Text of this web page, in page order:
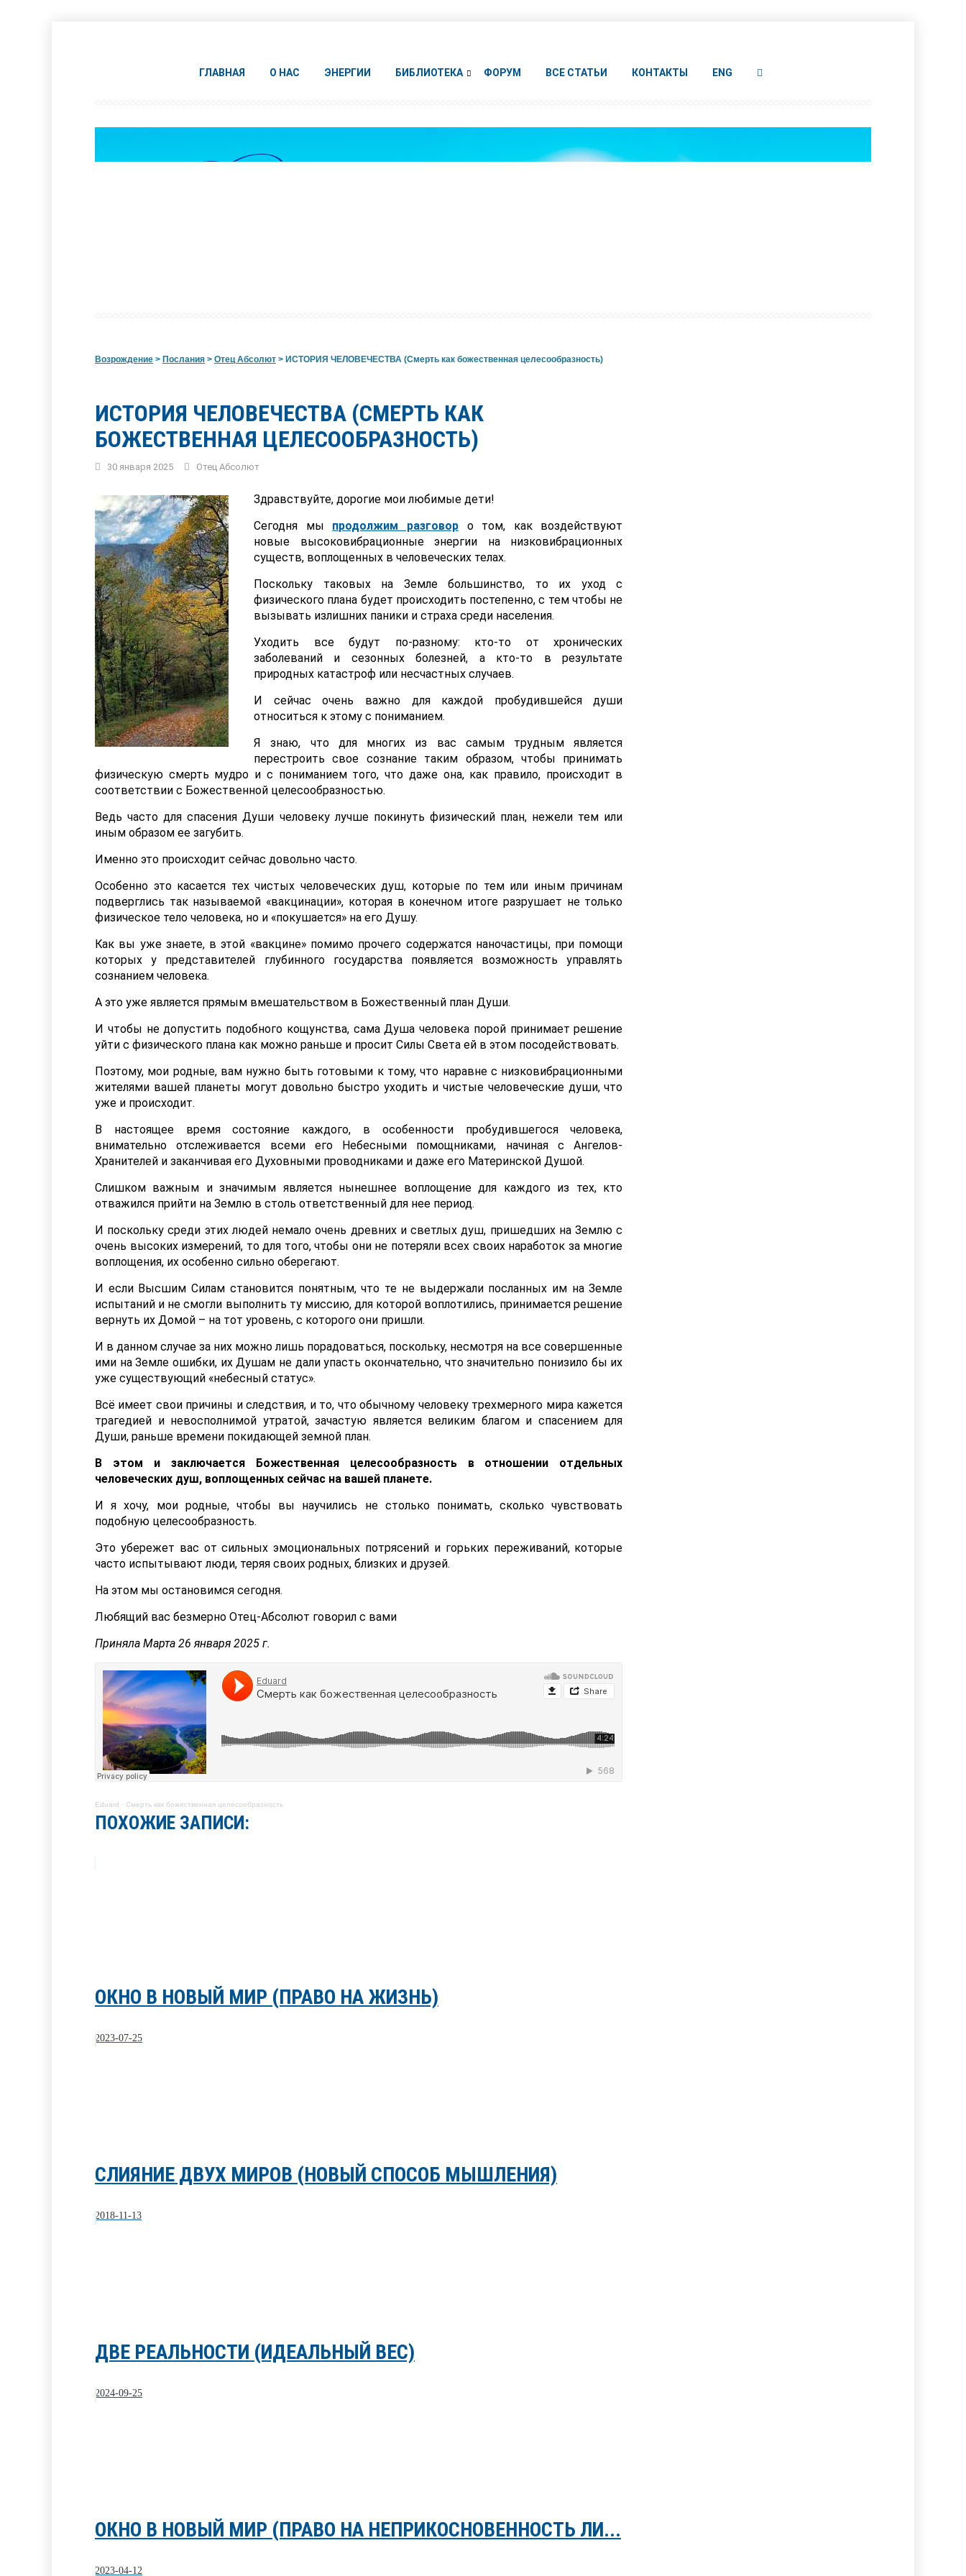
ГЛАВНАЯ О НАС ЭНЕРГИИ БИБЛИОТЕКА ФОРУМ ВСЕ СТАТЬИ КОНТАКТЫ ENG
Возрождение > Послания > Отец Абсолют > ИСТОРИЯ ЧЕЛОВЕЧЕСТВА (Смерть как божественная целесообразность)
ИСТОРИЯ ЧЕЛОВЕЧЕСТВА (СМЕРТЬ КАК
БОЖЕСТВЕННАЯ ЦЕЛЕСООБРАЗНОСТЬ)
30 января 2025 Отец Абсолют
Здравствуйте, дорогие мои любимые дети!
Сегодня мы продолжим разговоро том, как воздействуют
новые высоковибрационные энергии на низковибрационных
существ, воплощенных в человеческих телах.
Поскольку таковых на Земле большинство, то их уход с
физического плана будет происходить постепенно, с тем чтобы не
вызывать излишних паники и страха среди населения.
Уходить все будут по-разному: кто-то от хронических
заболеваний и сезонных болезней, а кто-то в результате
природных катастроф или несчастных случаев.
И сейчас очень важно для каждой пробудившейся души
относиться к этому с пониманием.
Я знаю, что для многих из вас самым трудным является
перестроить свое сознание таким образом, чтобы принимать
физическую смерть мудро и с пониманием того, что даже она, как правило, происходит в
соответствии с Божественной целесообразностью.
Ведь часто для спасения Души человеку лучше покинуть физический план, нежели тем или
иным образом ее загубить.
Именно это происходит сейчас довольно часто.
Особенно это касается тех чистых человеческих душ, которые по тем или иным причинам
подверглись так называемой «вакцинации», которая в конечном итоге разрушает не только
физическое тело человека, но и «покушается» на его Душу.
Как вы уже знаете, в этой «вакцине» помимо прочего содержатся наночастицы, при помощи
которых у представителей глубинного государства появляется возможность управлять
сознанием человека.
А это уже является прямым вмешательством в Божественный план Души.
И чтобы не допустить подобного кощунства, сама Душа человека порой принимает решение
уйти с физического плана как можно раньше и просит Силы Света ей в этом посодействовать.
Поэтому, мои родные, вам нужно быть готовыми к тому, что наравне с низковибрационными
жителями вашей планеты могут довольно быстро уходить и чистые человеческие души, что
уже и происходит.
В настоящее время состояние каждого, в особенности пробудившегося человека,
внимательно отслеживается всеми его Небесными помощниками, начиная с Ангелов-
Хранителей и заканчивая его Духовными проводниками и даже его Материнской Душой.
Слишком важным и значимым является нынешнее воплощение для каждого из тех, кто
отважился прийти на Землю в столь ответственный для нее период.
И поскольку среди этих людей немало очень древних и светлых душ, пришедших на Землю с
очень высоких измерений, то для того, чтобы они не потеряли всех своих наработок за многие
воплощения, их особенно сильно оберегают.
И если Высшим Силам становится понятным, что те не выдержали посланных им на Земле
испытаний и не смогли выполнить ту миссию, для которой воплотились, принимается решение
вернуть их Домой – на тот уровень, с которого они пришли.
И в данном случае за них можно лишь порадоваться, поскольку, несмотря на все совершенные
ими на Земле ошибки, их Душам не дали упасть окончательно, что значительно понизило бы их
уже существующий «небесный статус».
Всё имеет свои причины и следствия, и то, что обычному человеку трехмерного мира кажется
трагедией и невосполнимой утратой, зачастую является великим благом и спасением для
Души, раньше времени покидающей земной план.
В этом и заключается Божественная целесообразность в отношении отдельных
человеческих душ, воплощенных сейчас на вашей планете.
И я хочу, мои родные, чтобы вы научились не столько понимать, сколько чувствовать
подобную целесообразность.
Это убережет вас от сильных эмоциональных потрясений и горьких переживаний, которые
часто испытывают люди, теряя своих родных, близких и друзей.
На этом мы остановимся сегодня.
Любящий вас безмерно Отец-Абсолют говорил с вами
Приняла Марта 26 января 2025 г.
Eduard · Смерть как божественная целесообразность
ПОХОЖИЕ ЗАПИСИ:
ОКНО В НОВЫЙ МИР (ПРАВО НА ЖИЗНЬ)
2023-07-25
СЛИЯНИЕ ДВУХ МИРОВ (НОВЫЙ СПОСОБ МЫШЛЕНИЯ)
2018-11-13
ДВЕ РЕАЛЬНОСТИ (ИДЕАЛЬНЫЙ ВЕС)
2024-09-25
ОКНО В НОВЫЙ МИР (ПРАВО НА НЕПРИКОСНОВЕННОСТЬ ЛИ...
2023-04-12